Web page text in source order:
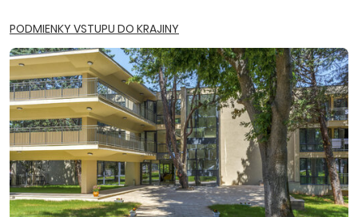
PODMIENKY VSTUPU DO KRAJINY